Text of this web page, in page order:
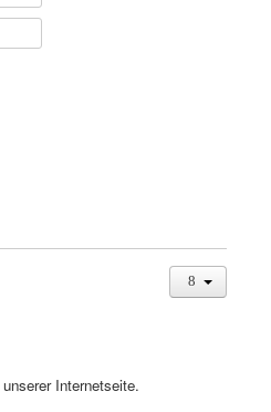
Internetseite.